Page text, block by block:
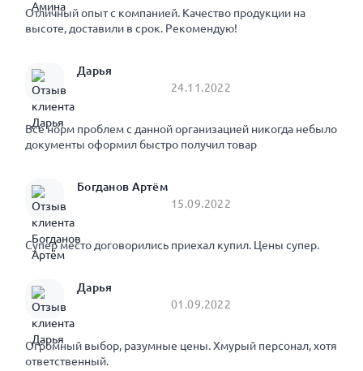
Отличный опыт с компанией. Качество продукции на
высоте, доставили в срок. Рекомендую!
Дарья
24.11.2022
Все норм проблем с данной организацией никогда небыло
документы оформил быстро получил товар
Богданов Артём
15.09.2022
Супер место договорились приехал купил. Цены супер.
Дарья
01.09.2022
Огромный выбор, разумные цены. Хмурый персонал, хотя
ответственный.